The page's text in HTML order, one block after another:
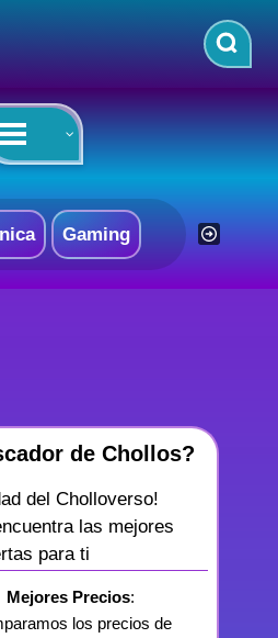
Gaming
de Chollos?
del Cholloverso!
las mejores
para ti
Mejores Precios:
los precios de